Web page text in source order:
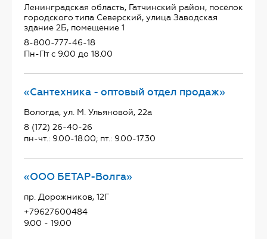
Ленинградская область, Гатчинский район, посёлок
городского типа Северский, улица Заводская
здание 2Б, помещение 1
8-800-777-46-18
Пн-Пт с 9.00 до 18.00
«Сантехника - оптовый отдел продаж»
Вологда, ул. М. Ульяновой, 22а
8 (172) 26-40-26
пн-чт.: 9.00-18.00; пт.: 9.00-17.30
«ООО БЕТАР-Волга»
пр. Дорожников, 12Г
+79627600484
9.00 - 19.00